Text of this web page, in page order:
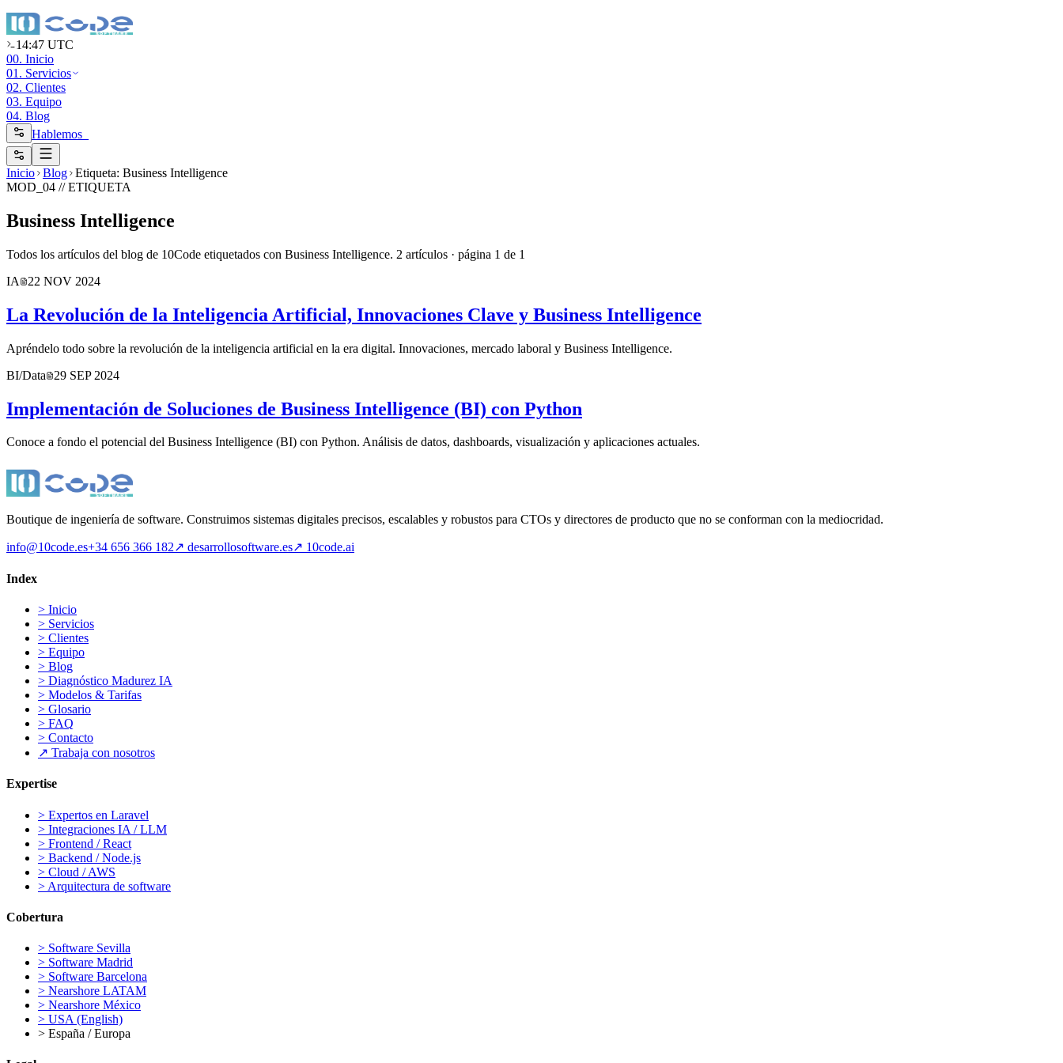
14:47 UTC
00. Inicio
01. Servicios
02. Clientes
03. Equipo
04. Blog
Hablemos_
Inicio Blog Etiqueta: Business Intelligence
MOD_04 //ETIQUETA
Business Intelligence
Todos los artículos del blog de 10Code etiquetados con Business Intelligence. 2 artículos · página 1 de 1
IA
22 NOV 2024
La Revolución de la Inteligencia Artificial, Innovaciones Clave y Business Intelligence
Apréndelo todo sobre la revolución de la inteligencia artificial en la era digital. Innovaciones, mercado laboral y Business Intelligence.
BI/Data
29 SEP 2024
Implementación de Soluciones de Business Intelligence (BI) con Python
Conoce a fondo el potencial del Business Intelligence (BI) con Python. Análisis de datos, dashboards, visualización y aplicaciones actuales.
Boutique de ingeniería de software. Construimos sistemas digitales precisos, escalables y robustos para CTOs y directores de producto que no se conforman con la mediocridad.
info@10code.es+34 656 366 182↗ desarrollosoftware.es↗ 10code.ai
Index
> Inicio
> Servicios
> Clientes
> Equipo
> Blog
> Diagnóstico Madurez IA
> Modelos & Tarifas
> Glosario
> FAQ
> Contacto
↗ Trabaja con nosotros
Expertise
> Expertos en Laravel
> Integraciones IA / LLM
> Frontend / React
> Backend / Node.js
> Cloud / AWS
> Arquitectura de software
Cobertura
> Software Sevilla
> Software Madrid
> Software Barcelona
> Nearshore LATAM
> Nearshore México
> USA (English)
> España / Europa